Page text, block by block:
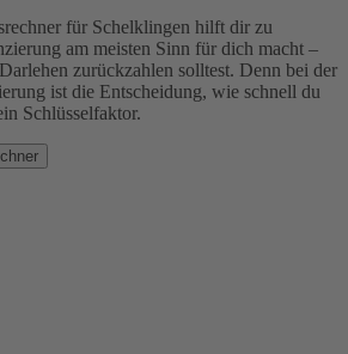
für Schelklingen hilft dir zu
am meisten Sinn für dich macht –
zurückzahlen solltest. Denn bei der
ist die Entscheidung, wie schnell du
Schlüsselfaktor.